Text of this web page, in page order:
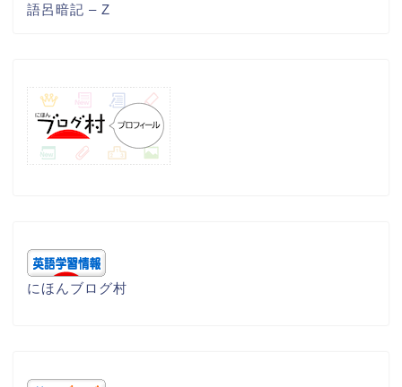
語呂暗記 – Z
にほんブログ村